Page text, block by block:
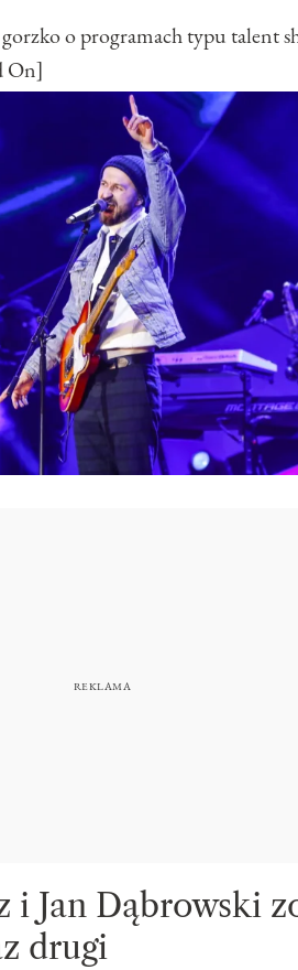
o programach typu talent
On]
i Jan Dąbrowski
drugi